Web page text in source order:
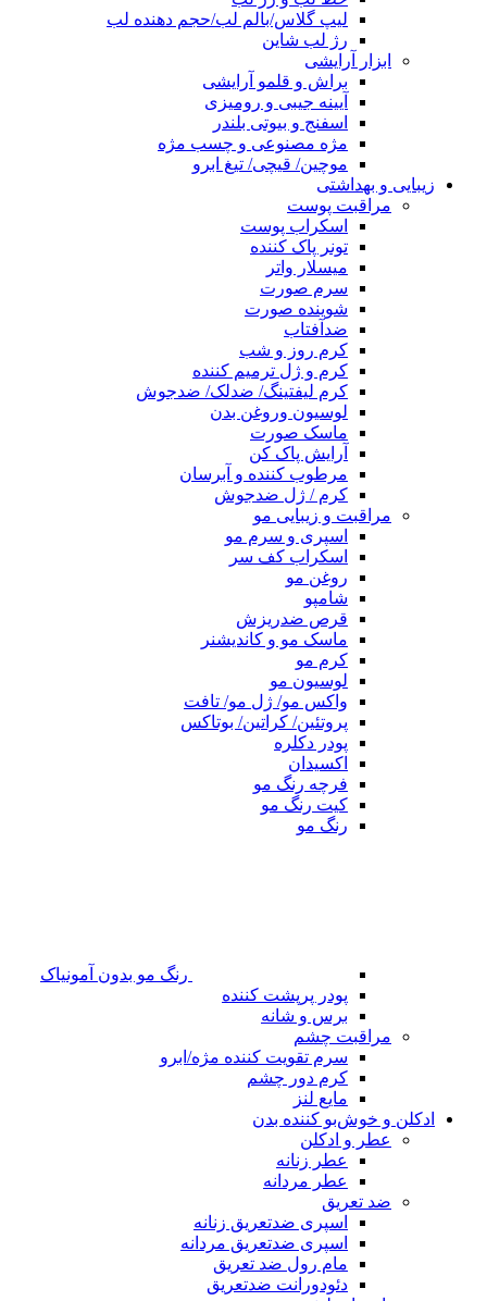
لیپ گلاس/بالم لب/حجم دهنده لب
رژ لب شاین
ابزار آرایشی
براش و قلمو آرایشی
آیینه جیبی و رومیزی
اسفنج و بیوتی بلندر
مژه مصنوعی و چسب مژه
موچین/ قیچی/ تیغ ابرو
زیبایی و بهداشتی
مراقبت پوست
اسکراب پوست
تونر پاک کننده
میسلار واتر
سرم صورت
شوینده صورت
ضدآفتاب
کرم روز و شب
کرم و ژل ترمیم کننده
کرم لیفتینگ/ ضدلک/ ضدجوش
لوسیون وروغن بدن
ماسک صورت
آرایش پاک کن
مرطوب کننده و آبرسان
کرم / ژل ضدجوش
مراقبت و زیبایی مو
اسپری و سرم مو
اسکراب کف سر
روغن مو
شامپو
قرص ضدریزش
ماسک مو و کاندیشنر
کرم مو
لوسیون مو
واکس مو/ ژل مو/ تافت
پروتئین/ کراتین/ بوتاکس
پودر دکلره
اکسیدان
فرچه رنگ مو
کیت رنگ مو
رنگ مو
رنگ مو بدون آمونیاک
پودر پرپشت کننده
برس و شانه
مراقبت چشم
سرم تقویت کننده مژه/ابرو
کرم دور چشم
مایع لنز
ادکلن و خوش‌بو کننده بدن
عطر و ادکلن
عطر زنانه
عطر مردانه
ضد تعریق
اسپری ضدتعریق زنانه
اسپری ضدتعریق مردانه
مام رول ضد تعریق
دئودورانت ضدتعریق